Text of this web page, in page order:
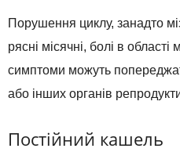
Порушення циклу, занадто
рясні місячні, болі в
симптоми можуть
або інших органів
Постійний кашель